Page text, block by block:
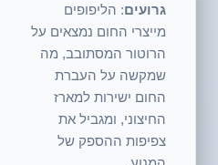
גרועים: הליפופים
מייצרי החום נמצאים על
הרוטור המסתובב, מה
שמקשה על העברת
החום ישירות למארז
החיצוני, ומגביל את
צפיפות ההספק של